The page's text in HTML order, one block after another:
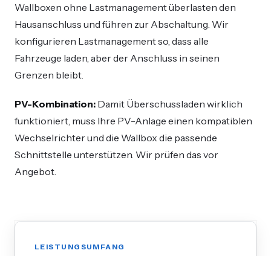
Wallboxen ohne Lastmanagement überlasten den
Hausanschluss und führen zur Abschaltung. Wir
konfigurieren Lastmanagement so, dass alle
Fahrzeuge laden, aber der Anschluss in seinen
Grenzen bleibt.
PV-Kombination: Damit Überschussladen wirklich
funktioniert, muss Ihre PV-Anlage einen kompatiblen
Wechselrichter und die Wallbox die passende
Schnittstelle unterstützen. Wir prüfen das vor
Angebot.
LEISTUNGSUMFANG